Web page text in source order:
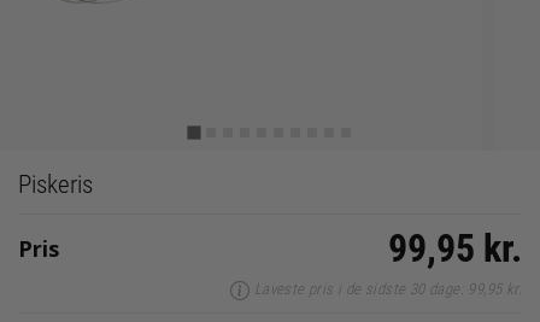
Piskeris
Pris 99,95 kr.
Laveste pris i de sidste 30 dage: 99,95 kr.